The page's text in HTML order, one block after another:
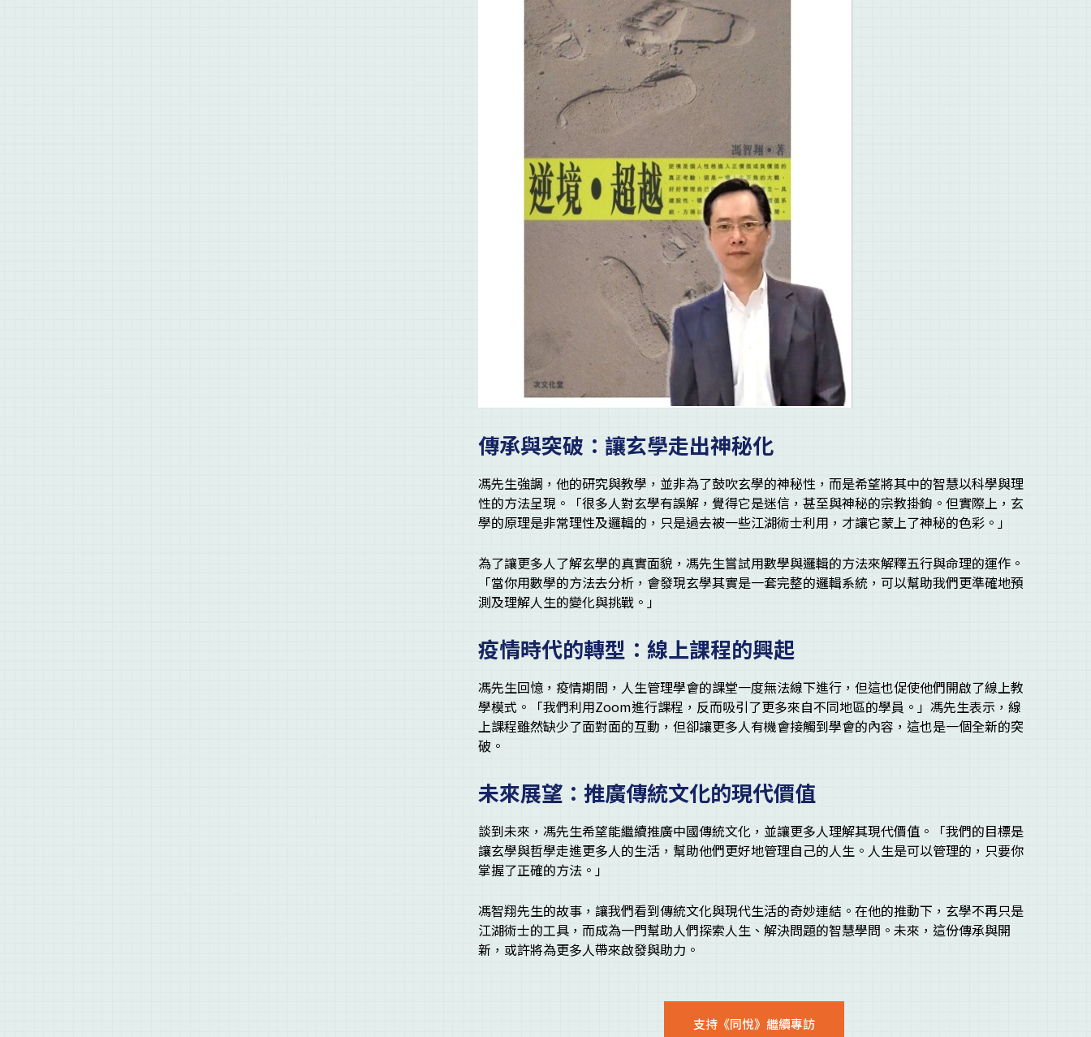
傳承與突破：讓玄學走出神秘化
馮先生強調，他的研究與教學，並非為了鼓吹玄學的神秘性，而是希望將其中的智慧以科學與理
性的方法呈現。「很多人對玄學有誤解，覺得它是迷信，甚至與神秘的宗教掛鉤。但實際上，玄
學的原理是非常理性及邏輯的，只是過去被一些江湖術士利用，才讓它蒙上了神秘的色彩。」
為了讓更多人了解玄學的真實面貌，馮先生嘗試用數學與邏輯的方法來解釋五行與命理的運作。
「當你用數學的方法去分析，會發現玄學其實是一套完整的邏輯系統，可以幫助我們更準確地預
測及理解人生的變化與挑戰。」
疫情時代的轉型：線上課程的興起
馮先生回憶，疫情期間，人生管理學會的課堂一度無法線下進行，但這也促使他們開啟了線上教
學模式。「我們利用Zoom進行課程，反而吸引了更多來自不同地區的學員。」馮先生表示，線
上課程雖然缺少了面對面的互動，但卻讓更多人有機會接觸到學會的內容，這也是一個全新的突
破。
未來展望：推廣傳統文化的現代價值
談到未來，馮先生希望能繼續推廣中國傳統文化，並讓更多人理解其現代價值。「我們的目標是
讓玄學與哲學走進更多人的生活，幫助他們更好地管理自己的人生。人生是可以管理的，只要你
掌握了正確的方法。」
馮智翔先生的故事，讓我們看到傳統文化與現代生活的奇妙連結。在他的推動下，玄學不再只是
江湖術士的工具，而成為一門幫助人們探索人生、解決問題的智慧學問。未來，這份傳承與開
新，或許將為更多人帶來啟發與助力。
支持《同悅》繼續專訪